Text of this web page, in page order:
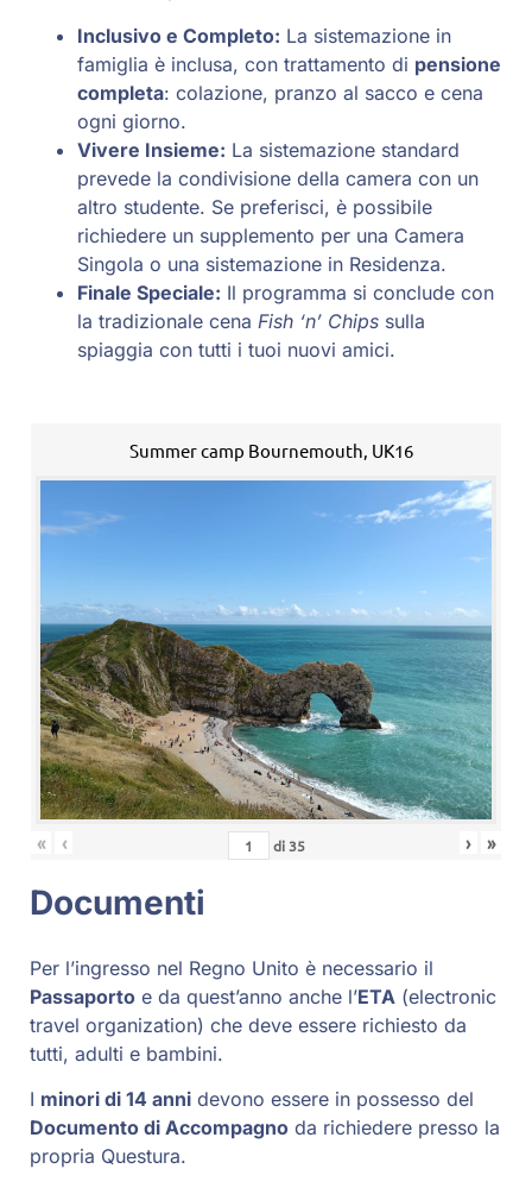
Inclusivo e Completo: La sistemazione in
famiglia è inclusa, con trattamento di pensione
completa: colazione, pranzo al sacco e cena
ogni giorno.
Vivere Insieme: La sistemazione standard
prevede la condivisione della camera con un
altro studente. Se preferisci, è possibile
richiedere un supplemento per una Camera
Singola o una sistemazione in Residenza.
Finale Speciale: Il programma si conclude con
la tradizionale cena Fish ‘n’ Chips sulla
spiaggia con tutti i tuoi nuovi amici.
Summer camp Bournemouth, UK16
« ‹ di35 › »
Documenti
Per l’ingresso nel Regno Unito è necessario il
Passaporto e da quest’anno anche l’ETA (electronic
travel organization) che deve essere richiesto da
tutti, adulti e bambini.
I minori di 14 anni devono essere in possesso del
Documento di Accompagno da richiedere presso la
propria Questura.